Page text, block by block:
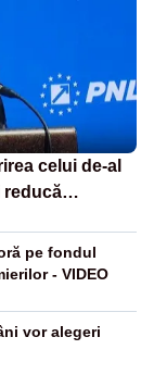
celui de-al
reducă
pe fondul
- VIDEO
vor alegeri